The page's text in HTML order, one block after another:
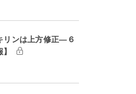
リンは上方修正―６
】